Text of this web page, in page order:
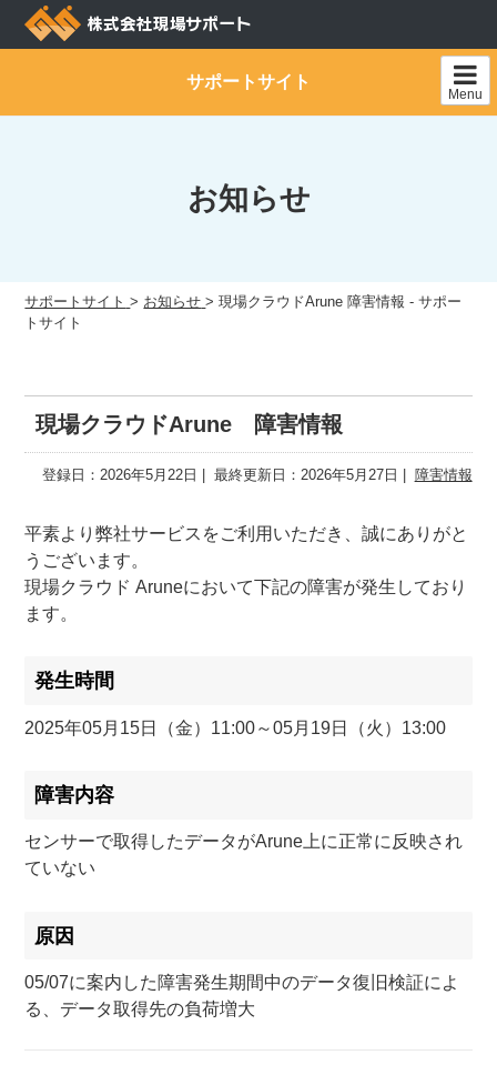
Skip
サポートサイト
Menu
お知らせ
サポートサイト > お知らせ >現場クラウドArune 障害情報 - サポー
トサイト
現場クラウドArune 障害情報
登録日：2026年5月22日 最終更新日：2026年5月27日 障害情報
平素より弊社サービスをご利用いただき、誠にありがと
うございます。
現場クラウド Aruneにおいて下記の障害が発生しており
ます。
発生時間
2025年05月15日（金）11:00～05月19日（火）13:00
障害内容
センサーで取得したデータがArune上に正常に反映され
ていない
原因
05/07に案内した障害発生期間中のデータ復旧検証によ
る、データ取得先の負荷増大